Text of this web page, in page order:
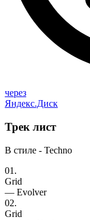
через
Яндекс.Диск
Трек лист
В стиле - Techno
01.
Grid
— Evolver
02.
Grid